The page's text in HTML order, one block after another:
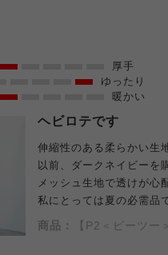
厚手
ゆったり
暖かい
ヘビロテです
伸縮性のある柔らかい生
以前、ダークネイビーを
メッシュ生地で透けが心
私にとっては夏の必需品
商品： 【P2＜ピーツー